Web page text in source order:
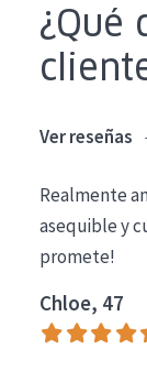
TIPO DE PIEL
Piel sensible
Piel mixata o
Piel madura
Piel
Piel
EDAD
¿Qué
Ver reseñas
Realmente
asequible y
promete!
Chloe, 47